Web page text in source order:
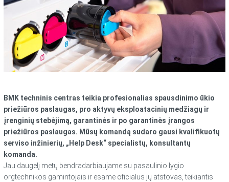
BMK techninis centras teikia profesionalias spausdinimo ūkio
priežiūros paslaugas, pro aktyvų eksploatacinių medžiagų ir
įrenginių stebėjimą, garantinės ir po garantinės įrangos
priežiūros paslaugas. Mūsų komandą sudaro gausi kvalifikuotų
serviso inžinierių, „Help Desk“ specialistų, konsultantų
komanda.
Jau daugelį metų bendradarbiaujame su pasaulinio lygio
orgtechnikos gamintojais ir esame oficialus jų atstovas, teikiantis